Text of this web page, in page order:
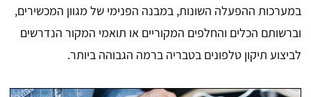
במערכות ההפעלה השונות, במבנה הפנימי של מגוון המכשירים,
וברשותם הכלים והחלפים המקוריים או תואמי המקור הנדרשים
לביצוע תיקון טלפונים בטבריה ברמה הגבוהה ביותר.